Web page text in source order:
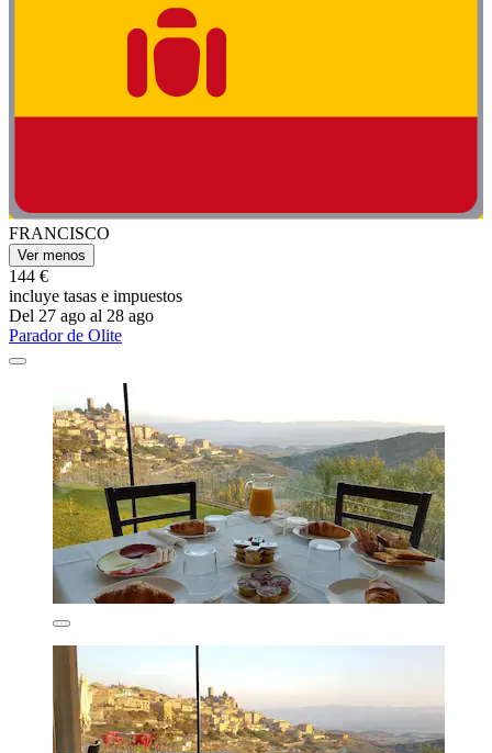
FRANCISCO
Ver menos
144 €
incluye tasas e impuestos
Del 27 ago al 28 ago
Parador de Olite